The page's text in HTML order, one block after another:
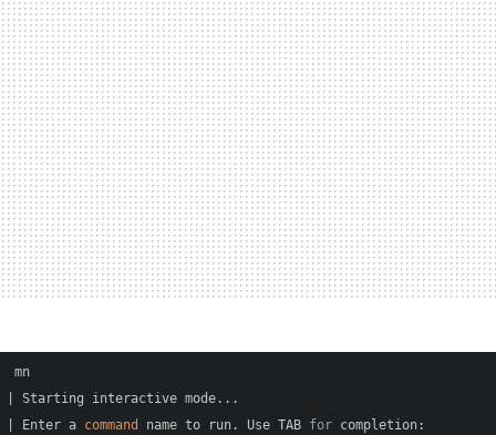
mn
| Starting interactive mode...
| Enter a command name to run. Use TAB for completion: